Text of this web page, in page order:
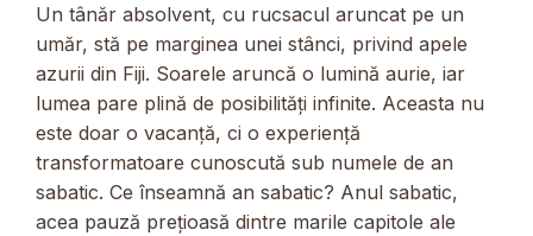
Un tânăr absolvent, cu rucsacul aruncat pe un
umăr, stă pe marginea unei stânci, privind apele
azurii din Fiji. Soarele aruncă o lumină aurie, iar
lumea pare plină de posibilități infinite. Aceasta nu
este doar o vacanță, ci o experiență
transformatoare cunoscută sub numele de an
sabatic. Ce înseamnă an sabatic? Anul sabatic,
acea pauză prețioasă dintre marile capitole ale